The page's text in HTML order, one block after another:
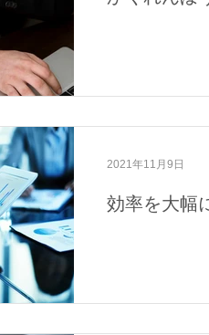
効率を大幅
2021年11月9日